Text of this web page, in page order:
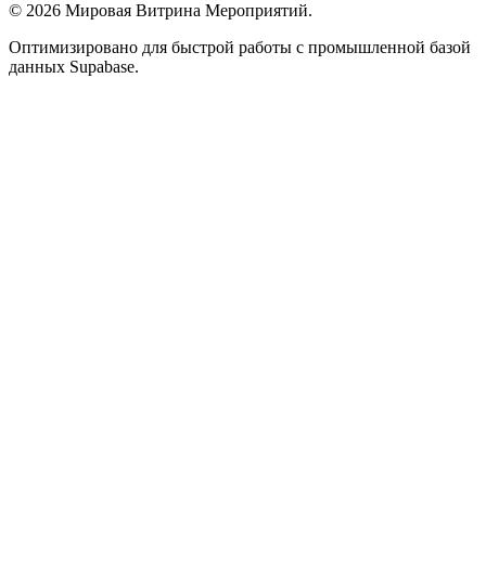
© 2026 Мировая Витрина Мероприятий.
Оптимизировано для быстрой работы с промышленной базой
данных Supabase.